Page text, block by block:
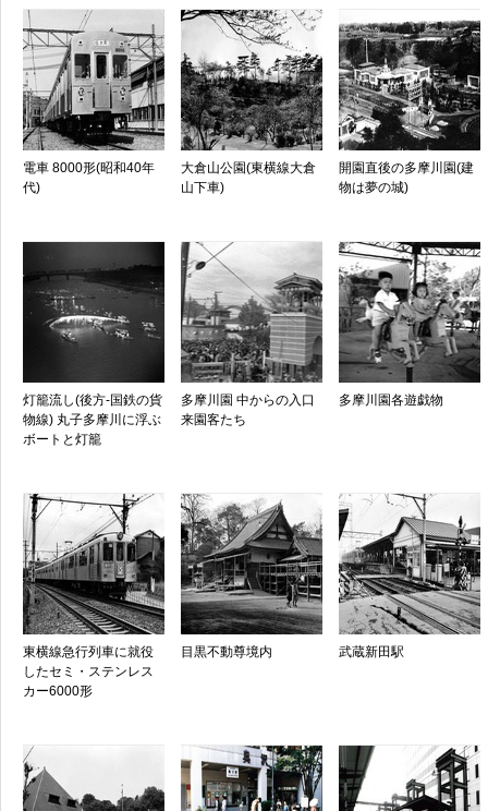
電車 8000形(昭和40年
代)
大倉山公園(東横線大倉
山下車)
開園直後の多摩川園(建
物は夢の城)
灯籠流し(後方-国鉄の貨
物線) 丸子多摩川に浮ぶ
ボートと灯籠
多摩川園 中からの入口
来園客たち
多摩川園各遊戯物
東横線急行列車に就役
したセミ・ステンレス
カー6000形
目黒不動尊境内 武蔵新田駅